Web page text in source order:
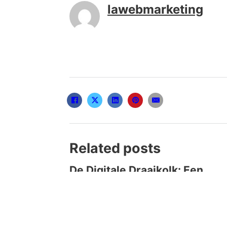
lawebmarketing
Related posts
De Digitale Draaikolk: Een